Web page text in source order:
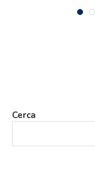
Cerca